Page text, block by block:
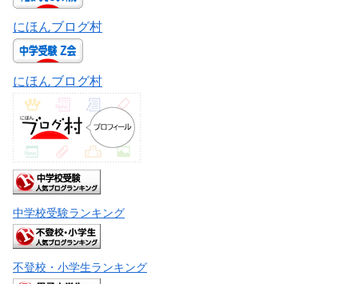
にほんブログ村
にほんブログ村
中学校受験ランキング
不登校・小学生ランキング